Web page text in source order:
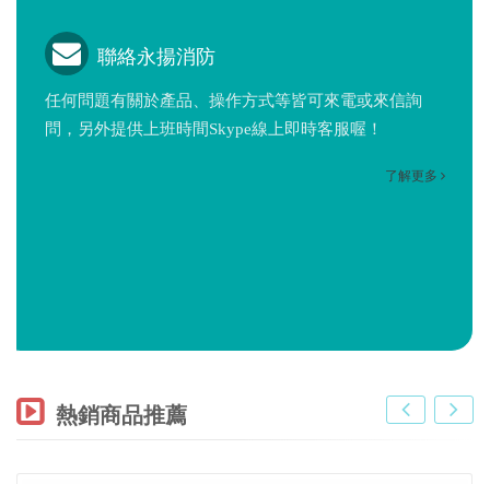
聯絡永揚消防
任何問題有關於產品、操作方式等皆可來電或來信詢
問，另外提供上班時間Skype線上即時客服喔！
了解更多
熱銷商品推薦